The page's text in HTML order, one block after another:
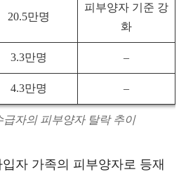
20.5만명
피부양자 기준 강
화
3.3만명 –
4.3만명 –
자의 피부양자 탈락 추이
자 가족의 피부양자로 등재